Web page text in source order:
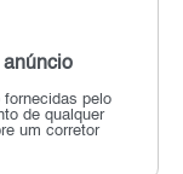
anúncio
pelo
de qualquer
um corretor